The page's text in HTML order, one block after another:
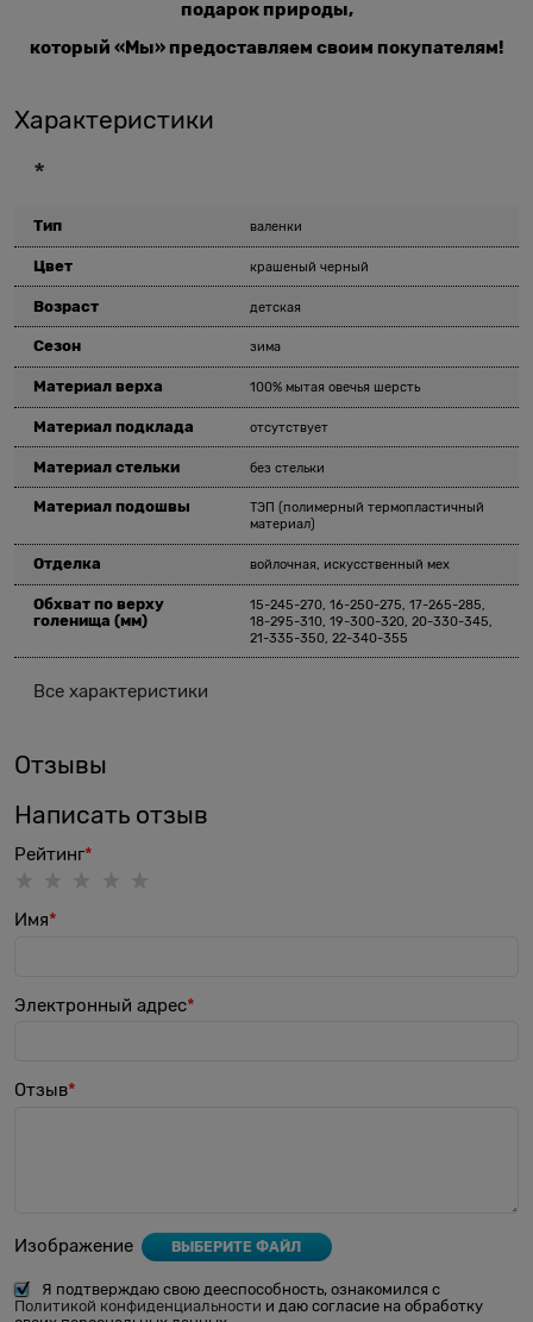
подарок природы,
который «Мы» предоставляем своим покупателям!
Характеристики
*
Тип валенки
Цвет крашеный черный
Возраст детская
Сезон зима
Материал верха 100% мытая овечья шерсть
Материал подклада отсутствует
Материал стельки без стельки
Материал подошвы
ТЭП (полимерный термопластичный
материал)
Отделка войлочная, искусственный мех
Обхват по верху
голенища(мм)
15-245-270, 16-250-275, 17-265-285,
18-295-310, 19-300-320, 20-330-345,
21-335-350, 22-340-355
Все характеристики
Отзывы
Написать отзыв
Рейтинг
Имя
Электронный адрес
Отзыв
Изображение ВЫБЕРИТЕ ФАЙЛ
Я подтверждаю свою дееспособность, ознакомился с
Политикой конфиденциальности и даю согласие на обработку